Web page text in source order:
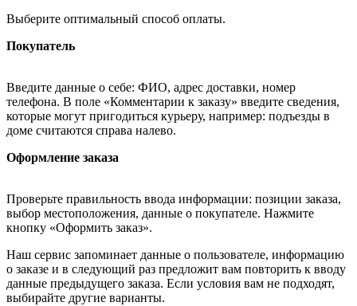
Выберите оптимальный способ оплаты.
Покупатель
Введите данные о себе: ФИО, адрес доставки, номер
телефона. В поле «Комментарии к заказу» введите сведения,
которые могут пригодиться курьеру, например: подъезды в
доме считаются справа налево.
Оформление заказа
Проверьте правильность ввода информации: позиции заказа,
выбор местоположения, данные о покупателе. Нажмите
кнопку «Оформить заказ».
Наш сервис запоминает данные о пользователе, информацию
о заказе и в следующий раз предложит вам повторить к вводу
данные предыдущего заказа. Если условия вам не подходят,
выбирайте другие варианты.